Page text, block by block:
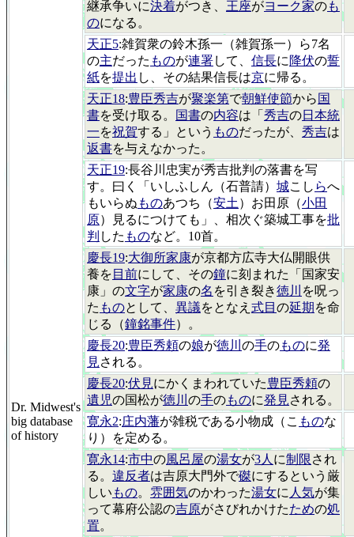
Dr. Midwest's
big database
of history
継承争いに決着がつき、 王座がヨーク家のも
のになる。
天正5:雑賀衆の鈴木孫一（雑賀孫一）ら7名
の主だった ものが連署して、 信長に 降伏の誓
紙を提出 し、その結果信長は京に帰る。
天正18:豊臣秀吉が聚楽第で朝鮮使節から 国
書を受け取る。 国書の内容は「 秀吉の日本統
一を祝賀する」という ものだったが、 秀吉は
返書を与えなかった。
天正19:長谷川忠実が秀吉批判の落書を写
す。曰く「いしふしん（石普請） 城こし らへ
もいらぬ ものあつち（安土 ）お田原（小田
原）見るにつけても」、相次ぐ築城工事を批
判 した ものなど。10首。
慶長19:大御所家康が京都方広寺大仏開眼供
養を 目前にして、その鐘に刻まれた「国家安
康」の文字が家康の名 を引き裂き徳川
を呪っ
た ものとして、 異議をとなえ 式目 の延期 を命
じる（鐘銘事件）。
慶長20:豊臣秀頼の娘が徳川 の手のものに発
見される。
慶長20:伏見にかくまわれていた豊臣秀頼の
遺児の国松が徳川 の手のものに発見される。
寛永2:庄内藩が雑税である小物成（こ ものな
り）を定める。
寛永14:市中の風呂屋の湯女が3人 に制限され
る。 違反者は吉原大門外で磔にするという厳
しい もの。 雰囲気のかわった湯女に 人気が集
って幕府公認の吉原がさびれかけたための処
置。